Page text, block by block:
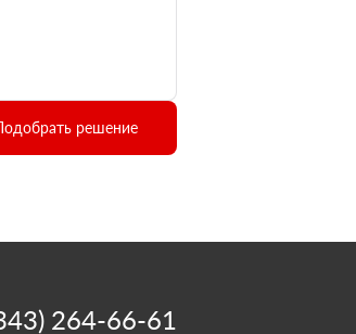
решение
264-66-61